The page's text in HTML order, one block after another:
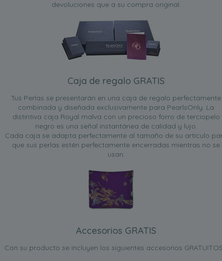
devoluciones que a su compra original.
Caja de regalo GRATIS
Tus Perlas se presentarán en una caja de regalo perfectamente
combinada y diseñada exclusivamente para PearlsOnly. La
distintiva caja Royal malva con un precioso forro de terciopelo
negro es una señal instantánea de calidad y lujo.
Cada caja se adapta perfectamente al tamaño de su artículo
que sus perlas estén perfectamente encerradas mientras no se
usan.
Accesorios GRATIS
Con su producto se incluyen los siguientes accesorios